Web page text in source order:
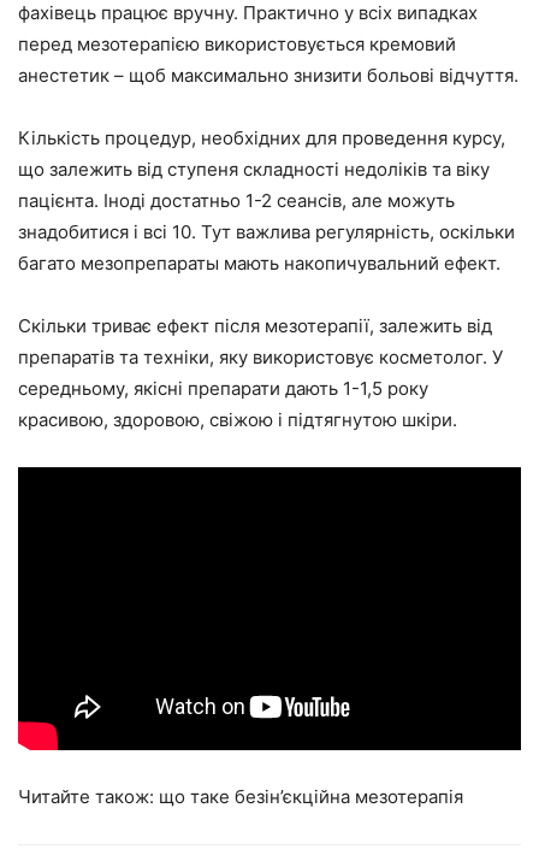
фахівець працює вручну. Практично у всіх випадках
перед мезотерапією використовується кремовий
анестетик – щоб максимально знизити больові відчуття.
Кількість процедур, необхідних для проведення курсу,
що залежить від ступеня складності недоліків та віку
пацієнта. Іноді достатньо 1-2 сеансів, але можуть
знадобитися і всі 10. Тут важлива регулярність, оскільки
багато мезопрепараты мають накопичувальний ефект.
Скільки триває ефект після мезотерапії, залежить від
препаратів та техніки, яку використовує косметолог. У
середньому, якісні препарати дають 1-1,5 року
красивою, здоровою, свіжою і підтягнутою шкіри.
Читайте також: що таке безін’єкційна мезотерапія